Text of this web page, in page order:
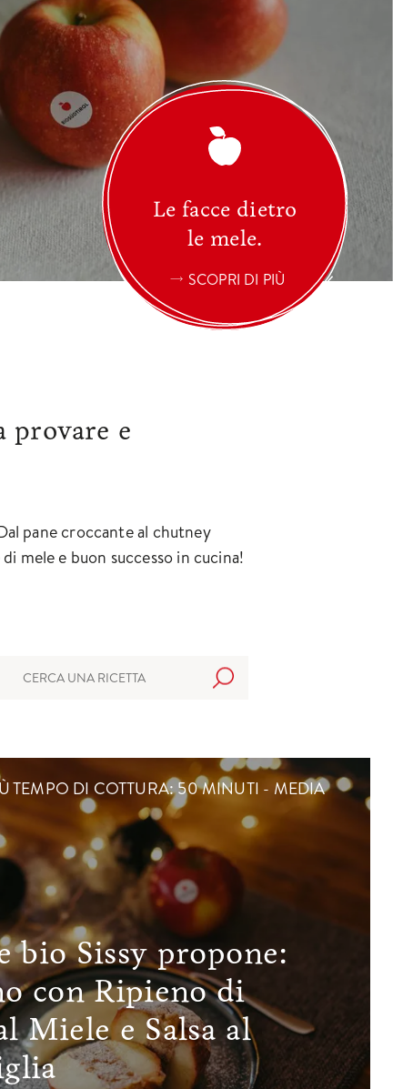
Le facce dietro
le mele.
SCOPRI DI PIÙ
provare e
pane croccante al chutney
mele e buon successo in cucina!
TEMPO DI COTTURA: 50 MINUTI - MEDIA
bio Sissy propone:
con Ripieno di
Miele e Salsa al